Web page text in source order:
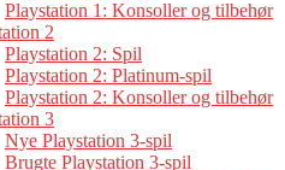
Playstation 1: Konsoller og tilbehør
2
Playstation 2: Spil
Playstation 2: Platinum-spil
Playstation 2: Konsoller og tilbehør
3
Nye Playstation 3-spil
Brugte Playstation 3-spil